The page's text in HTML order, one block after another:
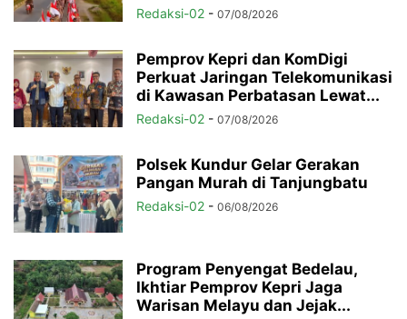
Redaksi-02 - 07/08/2026
Pemprov Kepri dan KomDigi
Perkuat Jaringan Telekomunikasi
di Kawasan Perbatasan Lewat...
Redaksi-02 - 07/08/2026
Polsek Kundur Gelar Gerakan
Pangan Murah di Tanjungbatu
Redaksi-02 - 06/08/2026
Program Penyengat Bedelau,
Ikhtiar Pemprov Kepri Jaga
Warisan Melayu dan Jejak...